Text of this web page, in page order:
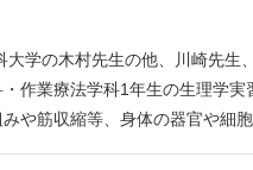
学の木村先生の他、川崎先生
作業療法学科1年生の生理学実
や筋収縮等、身体の器官や細